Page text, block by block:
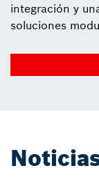
integración y
soluciones